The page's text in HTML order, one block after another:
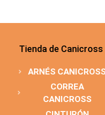
Tienda de Canicross
ARNÉS
CORREA
CANICROSS